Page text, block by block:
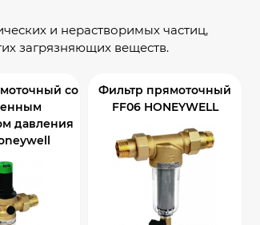
и нерастворимых частиц,
загрязняющих веществ.
со
давления
Фильтр прямоточный
FF06 HONEYWELL